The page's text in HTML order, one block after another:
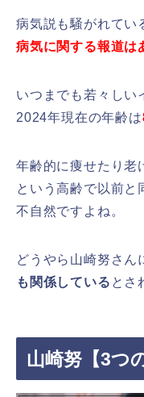
病気説も騒がれてい
病気に関する報道は
いつまでも若々しい
2024年現在の年齢は
年齢的に痩せたり老
という高齢で以前と
不自然ですよね。
どうやら山崎努さん
も関係している とさ
山崎努【3つ